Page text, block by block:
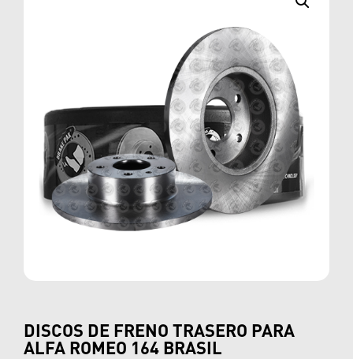
DISCOS DE FRENO TRASERO PARA
ALFA ROMEO 164 BRASIL